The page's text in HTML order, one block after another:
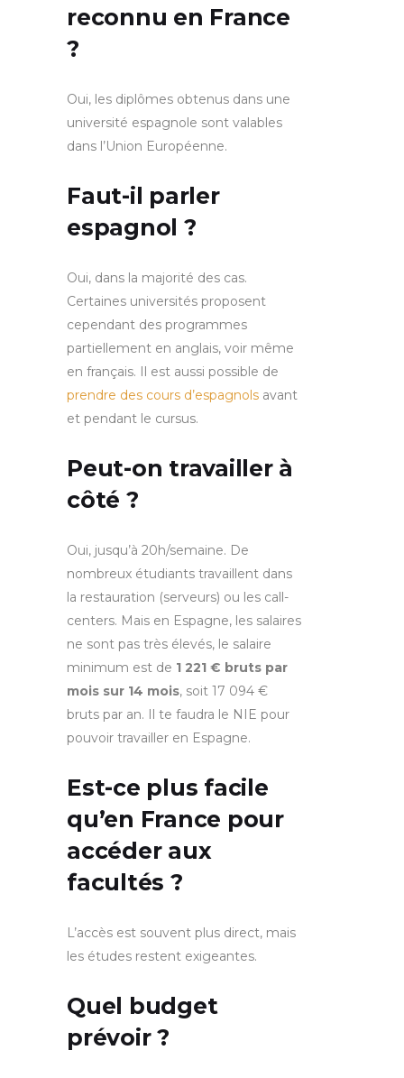
reconnu en France
?
Oui, les diplômes obtenus dans une
université espagnole sont valables
dans l’Union Européenne.
Faut-il parler
espagnol ?
Oui, dans la majorité des cas.
Certaines universités proposent
cependant des programmes
partiellement en anglais, voir même
en français. Il est aussi possible de
prendre des cours d’espagnols avant
et pendant le cursus.
Peut-on travailler à
côté ?
Oui, jusqu’à 20h/semaine. De
nombreux étudiants travaillent dans
la restauration (serveurs) ou les call-
centers. Mais en Espagne, les salaires
ne sont pas très élevés, le salaire
minimum est de 1 221 € bruts par
mois sur 14 mois, soit 17 094 €
bruts par an. Il te faudra le NIE pour
pouvoir travailler en Espagne.
Est-ce plus facile
qu’en France pour
accéder aux
facultés ?
L’accès est souvent plus direct, mais
les études restent exigeantes.
Quel budget
prévoir ?